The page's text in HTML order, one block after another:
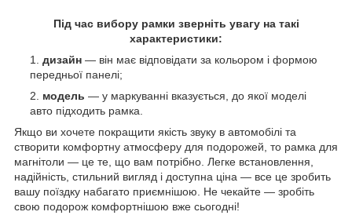
Під час вибору рамки зверніть увагу на такі
характеристики:
дизайн — він має відповідати за кольором і формою
передньої панелі;
модель — у маркуванні вказується, до якої моделі
авто підходить рамка.
Якщо ви хочете покращити якість звуку в автомобілі та
створити комфортну атмосферу для подорожей, то рамка для
магнітоли — це те, що вам потрібно. Легке встановлення,
надійність, стильний вигляд і доступна ціна — все це зробить
вашу поїздку набагато приємнішою. Не чекайте — зробіть
свою подорож комфортнішою вже сьогодні!